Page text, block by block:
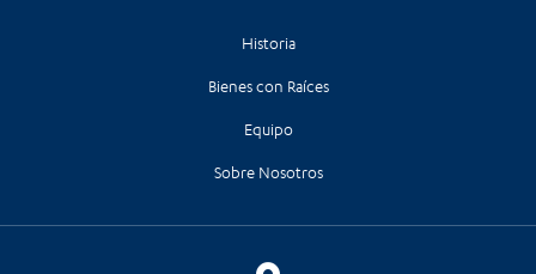
Historia
Bienes con Raíces
Equipo
Sobre Nosotros